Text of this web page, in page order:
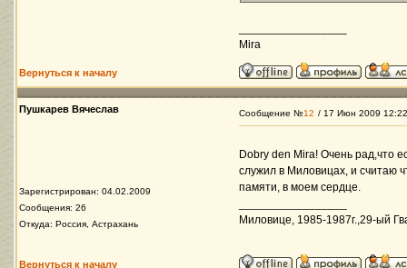
Mira
Вернуться к началу
Пушкарев Вячеслав
Зарегистрирован: 04.02.2009
Сообщения: 26
Откуда: Россия, Астрахань
Сообщение №12 / 17 Июн 2009 12:22
Dobry den Mira! Очень рад,что
служил в Миловицах, и считаю
памяти, в моем сердце.
Миловице, 1985-1987г.,29-ый
Вернуться к началу